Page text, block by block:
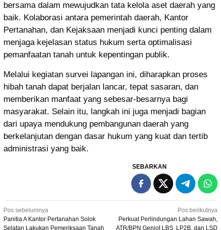
bersama dalam mewujudkan tata kelola aset daerah yang
baik. Kolaborasi antara pemerintah daerah, Kantor
Pertanahan, dan Kejaksaan menjadi kunci penting dalam
menjaga kejelasan status hukum serta optimalisasi
pemanfaatan tanah untuk kepentingan publik.
Melalui kegiatan survei lapangan ini, diharapkan proses
hibah tanah dapat berjalan lancar, tepat sasaran, dan
memberikan manfaat yang sebesar-besarnya bagi
masyarakat. Selain itu, langkah ini juga menjadi bagian
dari upaya mendukung pembangunan daerah yang
berkelanjutan dengan dasar hukum yang kuat dan tertib
administrasi yang baik.
SEBARKAN
Navigasi
pos
Pos sebelumnya
Panitia A Kantor Pertanahan Solok
Selatan Lakukan Pemeriksaan Tanah
Pos berikutnya
Perkuat Perlindungan Lahan Sawah,
ATR/BPN Genjot LBS, LP2B, dan LSD